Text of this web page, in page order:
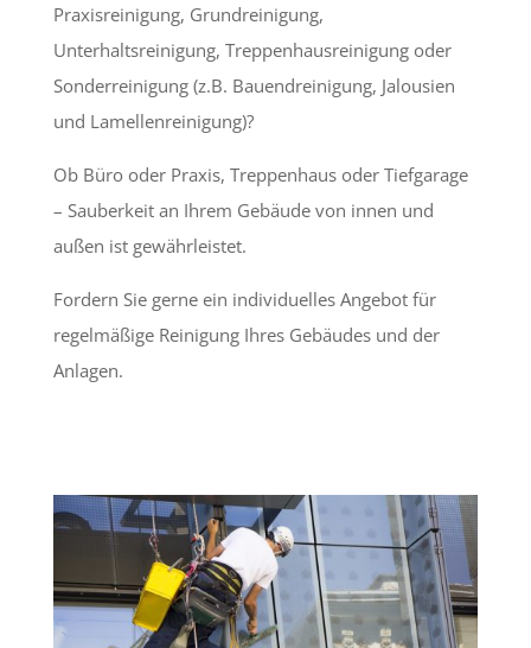
Praxisreinigung, Grundreinigung,
Unterhaltsreinigung, Treppenhausreinigung oder
Sonderreinigung (z.B. Bauendreinigung, Jalousien
und Lamellenreinigung)?
Ob Büro oder Praxis, Treppenhaus oder Tiefgarage
– Sauberkeit an Ihrem Gebäude von innen und
außen ist gewährleistet.
Fordern Sie gerne ein individuelles Angebot für
regelmäßige Reinigung Ihres Gebäudes und der
Anlagen.